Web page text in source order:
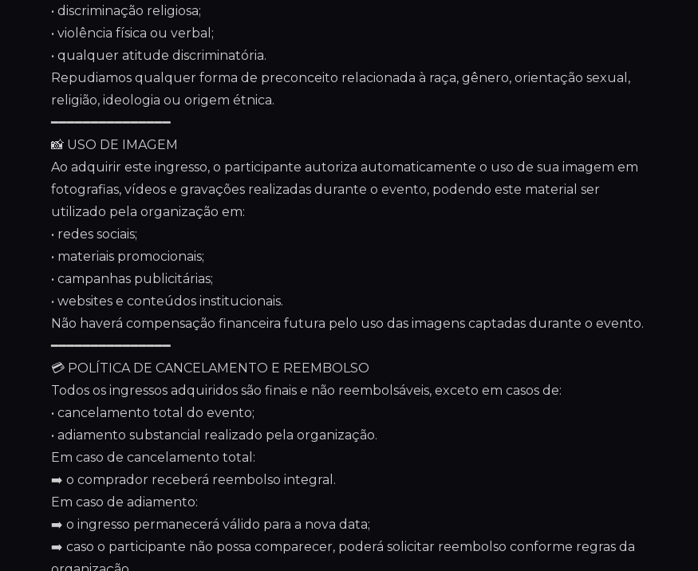
• discriminação religiosa;
• violência física ou verbal;
• qualquer atitude discriminatória.
Repudiamos qualquer forma de preconceito relacionada à raça, gênero, orientação sexual,
religião, ideologia ou origem étnica.
━━━━━━━━━━━━━━━
📸 USO DE IMAGEM
Ao adquirir este ingresso, o participante autoriza automaticamente o uso de sua imagem em
fotografias, vídeos e gravações realizadas durante o evento, podendo este material ser
utilizado pela organização em:
• redes sociais;
• materiais promocionais;
• campanhas publicitárias;
• websites e conteúdos institucionais.
Não haverá compensação financeira futura pelo uso das imagens captadas durante o evento.
━━━━━━━━━━━━━━━
💳 POLÍTICA DE CANCELAMENTO E REEMBOLSO
Todos os ingressos adquiridos são finais e não reembolsáveis, exceto em casos de:
• cancelamento total do evento;
• adiamento substancial realizado pela organização.
Em caso de cancelamento total:
➡️ o comprador receberá reembolso integral.
Em caso de adiamento:
➡️ o ingresso permanecerá válido para a nova data;
➡️ caso o participante não possa comparecer, poderá solicitar reembolso conforme regras da